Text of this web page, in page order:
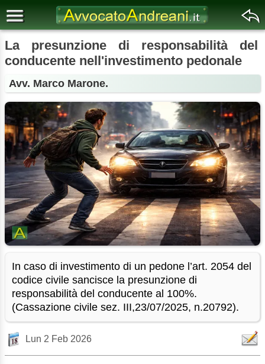
La presunzione di responsabilità del
conducente nell'investimento pedonale
Avv. Marco Marone.
In caso di investimento di un pedone l’art. 2054 del
codice civile sancisce la presunzione di
responsabilità del conducente al 100%.
(Cassazione civile sez. III,23/07/2025, n.20792).
Lun 2 Feb 2026